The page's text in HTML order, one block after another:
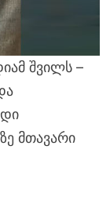
შვილს –
მთავარი